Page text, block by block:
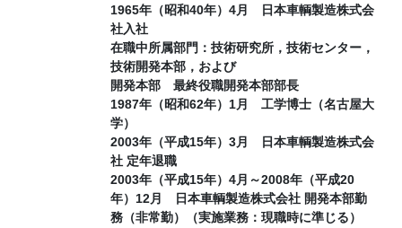
1965年（昭和40年）4月 日本車輌製造株式会
社入社
在職中所属部門：技術研究所，技術センター，
技術開発本部，および
開発本部 最終役職開発本部部長
1987年（昭和62年）1月 工学博士（名古屋大
学）
2003年（平成15年）3月 日本車輌製造株式会
社 定年退職
2003年（平成15年）4月～2008年（平成20
年）12月 日本車輌製造株式会社 開発本部勤
務（非常勤）（実施業務：現職時に準じる）